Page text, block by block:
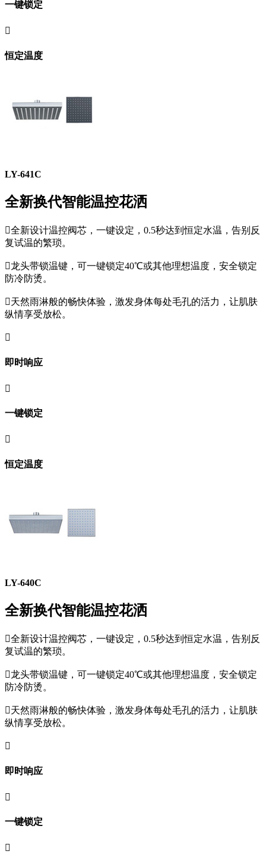
一键锁定

恒定温度
LY-641C
全新换代智能温控花洒
全新设计温控阀芯，一键设定，0.5秒达到恒定水温，告别反
复试温的繁琐。
龙头带锁温键，可一键锁定40℃或其他理想温度，安全锁定
防冷防烫。
天然雨淋般的畅快体验，激发身体每处毛孔的活力，让肌肤
纵情享受放松。

即时响应

一键锁定

恒定温度
LY-640C
全新换代智能温控花洒
全新设计温控阀芯，一键设定，0.5秒达到恒定水温，告别反
复试温的繁琐。
龙头带锁温键，可一键锁定40℃或其他理想温度，安全锁定
防冷防烫。
天然雨淋般的畅快体验，激发身体每处毛孔的活力，让肌肤
纵情享受放松。

即时响应

一键锁定
